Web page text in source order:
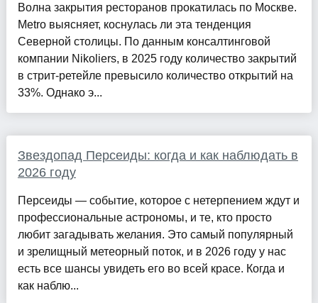
Волна закрытия ресторанов прокатилась по Москве.
Metro выясняет, коснулась ли эта тенденция
Северной столицы. По данным консалтинговой
компании Nikoliers, в 2025 году количество закрытий
в стрит-ретейле превысило количество открытий на
33%. Однако э...
Звездопад Персеиды: когда и как наблюдать в
2026 году
Персеиды — событие, которое с нетерпением ждут и
профессиональные астрономы, и те, кто просто
любит загадывать желания. Это самый популярный
и зрелищный метеорный поток, и в 2026 году у нас
есть все шансы увидеть его во всей красе. Когда и
как наблю...